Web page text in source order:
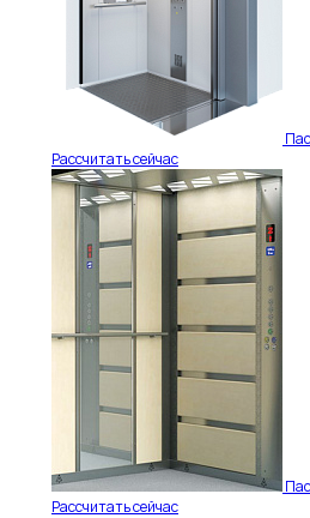
Рассчитать сейчас
Рассчитать сейчас